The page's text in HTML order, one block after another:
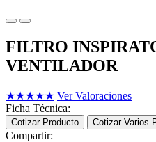
FILTRO
VENTILADOR
★★★★★ Ver Valoraciones
Ficha Técnica:
Cotizar Producto Cotizar Varios
Compartir: